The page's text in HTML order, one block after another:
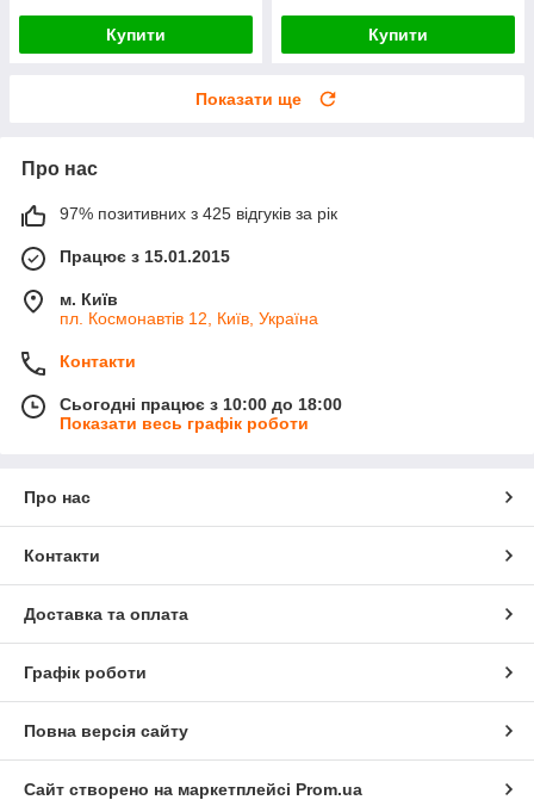
Купити Купити
Показати ще
Про нас
97% позитивних з 425 відгуків за рік
Працює з 15.01.2015
м. Київ
пл. Космонавтів 12, Київ, Україна
Контакти
Сьогодні працює з 10:00 до 18:00
Показати весь графік роботи
Про нас
Контакти
Доставка та оплата
Графік роботи
Повна версія сайту
Сайт створено на маркетплейсі Prom.ua